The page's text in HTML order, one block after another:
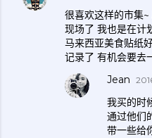
很喜欢这样的市集
现场了 我也是在计
马来西亚美食贴纸
记录了 有机会要
Jean
我买的时
通过他们
带一些给